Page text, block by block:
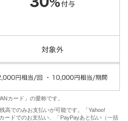
カード」の愛称です。
高でのみお支払いが可能です。「Yahoo!
ードでのお支払い、「PayPayあと払い（一括